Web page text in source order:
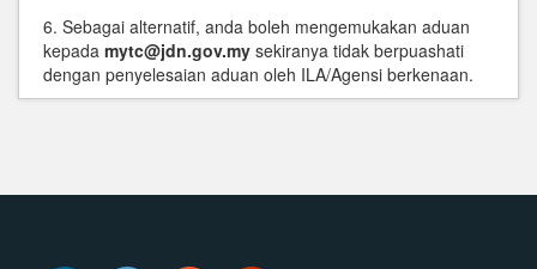
6. Sebagai alternatif, anda boleh mengemukakan aduan
kepada mytc@jdn.gov.my sekiranya tidak berpuashati
dengan penyelesaian aduan oleh ILA/Agensi berkenaan.